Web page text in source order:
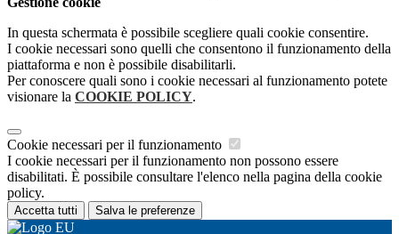
In questa schermata è possibile scegliere quali cookie consentire.
I cookie necessari sono quelli che consentono il funzionamento della
piattaforma e non è possibile disabilitarli.
Per conoscere quali sono i cookie necessari al funzionamento potete
visionare la COOKIE POLICY.
Cookie necessari per il funzionamento
I cookie necessari per il funzionamento non possono essere
disabilitati. È possibile consultare l'elenco nella pagina della cookie
policy.
Accetta tutti Salva le preferenze